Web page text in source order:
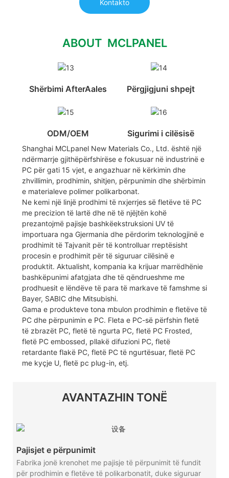
Kontakto
ABOUT MCLPANEL
Shërbimi AfterAales Përgjigjuni shpejt
ODM/OEM Sigurimi i cilësisë
Shanghai MCLpanel New Materials Co., Ltd. është një
ndërmarrje gjithëpërfshirëse e fokusuar në industrinë e
PC për gati 15 vjet, e angazhuar në kërkimin dhe
zhvillimin, prodhimin, shitjen, përpunimin dhe shërbimin
e materialeve polimer polikarbonat.
Ne kemi një linjë prodhimi të nxjerrjes së fletëve të PC
me precizion të lartë dhe në të njëjtën kohë
prezantojmë pajisje bashkëekstruksioni UV të
importuara nga Gjermania dhe përdorim teknologjinë e
prodhimit të Tajvanit për të kontrolluar rreptësisht
procesin e prodhimit për të siguruar cilësinë e
produktit. Aktualisht, kompania ka krijuar marrëdhënie
bashkëpunimi afatgjata dhe të qëndrueshme me
prodhuesit e lëndëve të para të markave të famshme si
Bayer, SABIC dhe Mitsubishi.
Gama e produkteve tona mbulon prodhimin e fletëve të
PC dhe përpunimin e PC. Fleta e PC-së përfshin fletë
të zbrazët PC, fletë të ngurta PC, fletë PC Frosted,
fletë PC embossed, pllakë difuzioni PC, fletë
retardante flakë PC, fletë PC të ngurtësuar, fletë PC
me kyçje U, fletë pc plug-in, etj.
AVANTAZHIN TONË
Pajisjet e përpunimit
Fabrika jonë krenohet me pajisje të përpunimit të fundit
për prodhimin e fletëve të polikarbonatit, duke siguruar